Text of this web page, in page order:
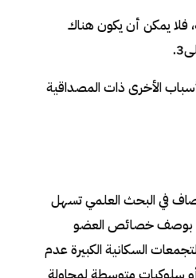
(حقيقية أو غير مزيفة): إذا كانت العلاقة بين الموقف 1 والوضع 2 غير زائفة، فلا يمكن أن يكون هناك
الأخرى ذات المصداقية
في البحث العلمي تسهل
بوصف خصائص العضو
السكانية الكبيرة عدم